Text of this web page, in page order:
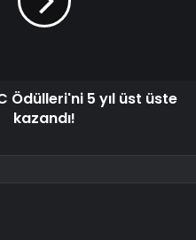
Ödülleri'ni 5 yıl üst üste
kazandı!